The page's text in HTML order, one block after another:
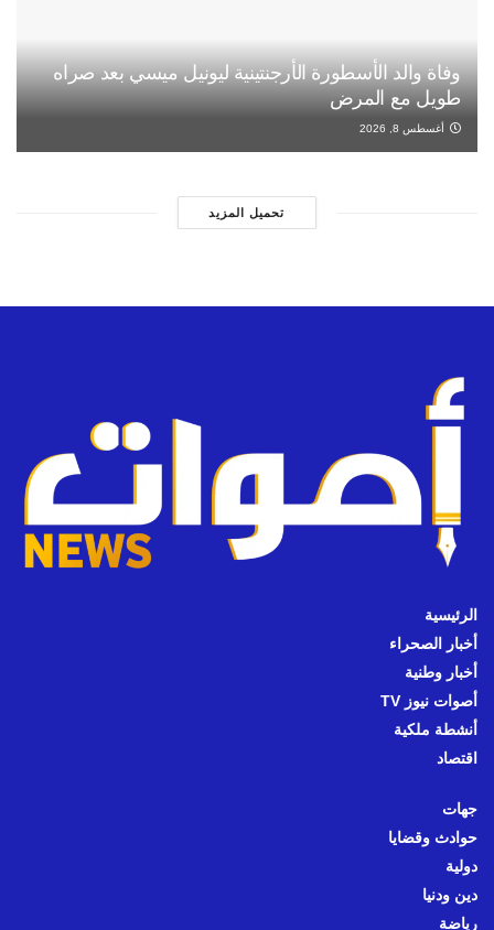
وفاة والد الأسطورة الأرجنتينية ليونيل ميسي بعد صراه
طويل مع المرض
أغسطس 8, 2026
تحميل المزيد
الرئيسية
أخبار الصحراء
أخبار وطنية
أصوات نيوز TV
أنشطة ملكية
اقتصاد
جهات
حوادث وقضايا
دولية
دين ودنيا
رياضة